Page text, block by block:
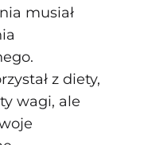
musiał
z diety,
wagi, ale